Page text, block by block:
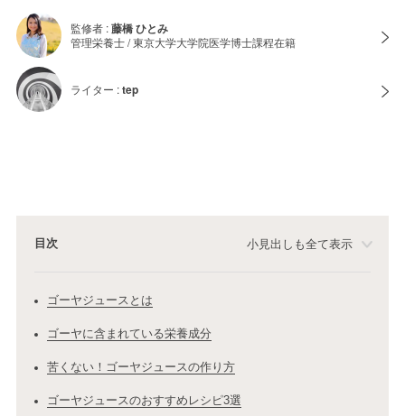
監修者 :藤橋 ひとみ
管理栄養士 / 東京大学大学院医学博士課程在籍
ライター :tep
目次 小見出しも全て表示
ゴーヤジュースとは
ゴーヤに含まれている栄養成分
苦くない！ゴーヤジュースの作り方
ゴーヤジュースのおすすめレシピ3選